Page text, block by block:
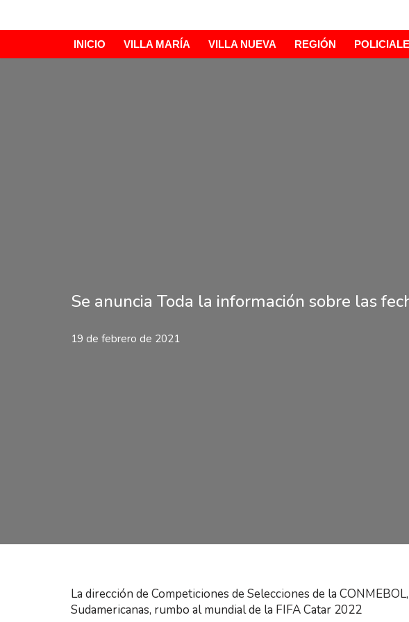
INICIO VILLA MARÍA VILLA NUEVA REGIÓN
Se anuncia Toda la información sobre las
19 de febrero de 2021
La dirección de Competiciones de Selecciones de la
Sudamericanas, rumbo al mundial de la FIFA Catar 2022